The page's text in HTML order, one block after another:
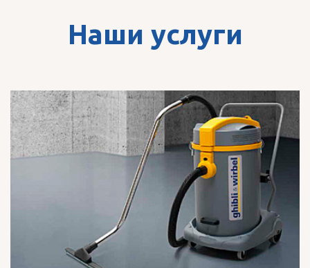
Наши услуги